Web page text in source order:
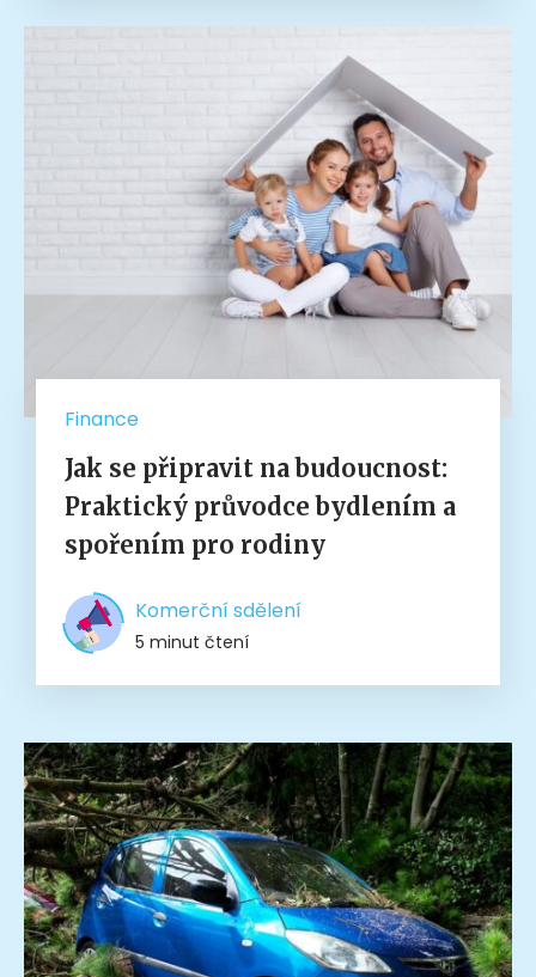
Finance
Jak se připravit na budoucnost:
Praktický průvodce bydlením a
spořením pro rodiny
Komerční sdělení
5 minut čtení